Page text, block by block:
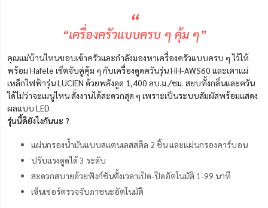
“
“เครื่องครัวแบบครบ ๆ คุ้ม ๆ”
คุณแม่บ้านไหนชอบเข้าครัวและกำลังมองหาเครื่องครัวแบบครบ ๆ ไว้ให้
พร้อม Hafele เซ็ตจับคู่คุ้ม ๆ กับเครื่องดูดควันรุ่น HH-AWS60 และเตาแม่
เหล็กไฟฟ้ารุ่น LUCIEN ด้วยพลังดูด 1,400 ลบ.ม./ชม. สยบทั้งกลิ่นและควัน
ได้ไม่ว่าจะเมนูไหน สั่งงานได้สะดวกสุด ๆ เพราะเป็นระบบสัมผัสพร้อมแสดง
ผลแบบ LED
รุ่นนี้ดียังไงกันนะ ?
แผ่นกรองน้ำมันแบบสแตนเลสสตีล 2 ชิ้น และแผ่นกรองคาร์บอน
ปรับแรงดูดได้ 3 ระดับ
สะดวกสบายด้วยฟังก์ชันตั้งเวลาเปิด-ปิดอัตโนมัติ 1-99 นาที
เซ็นเซอร์ตรวจจับภาชนะอัตโนมัติ